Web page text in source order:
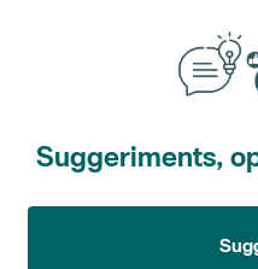
Suggeriments,